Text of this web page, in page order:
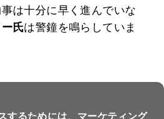
は十分に早く進んでいな
氏は警鐘を鳴らしていま
するためには、マーケティング